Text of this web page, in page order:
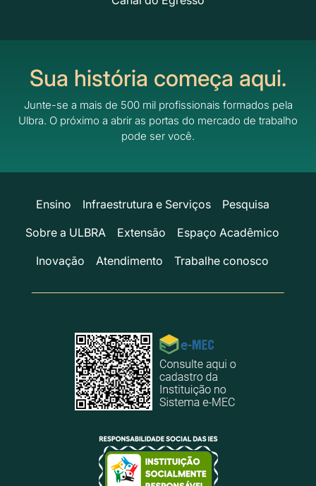
Sua história começa aqui.
Junte-se a mais de 500 mil profissionais formados pela
Ulbra. O próximo a abrir as portas do mercado de trabalho
pode ser você.
Ensino Infraestrutura e Serviços
Pesquisa
Sobre a ULBRA
Extensão
Espaço Acadêmico
Inovação
Atendimento Trabalhe conosco